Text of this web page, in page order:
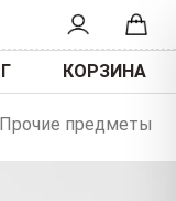
КОРЗИНА
Прочие предметы